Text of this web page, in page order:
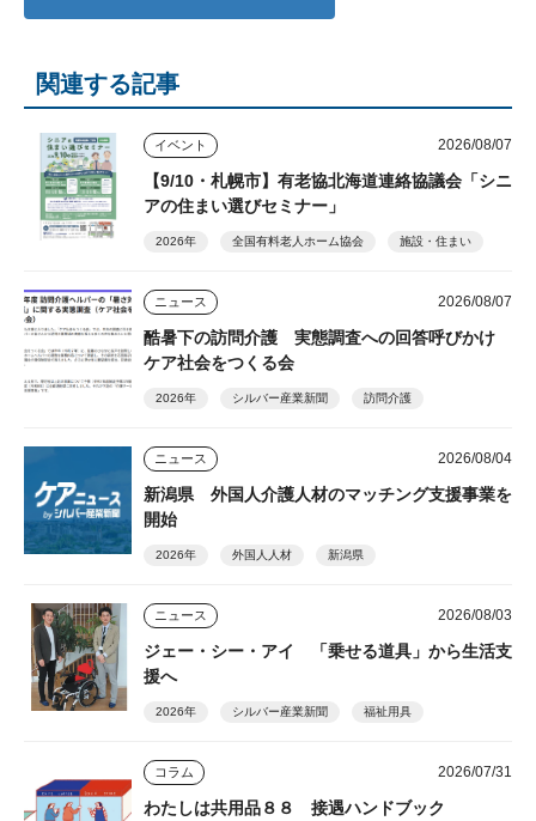
関連する記事
イベント 2026/08/07
【9/10・札幌市】有老協北海道連絡協議会「シニ
アの住まい選びセミナー」
2026年 全国有料老人ホーム協会 施設・住まい
ニュース 2026/08/07
酷暑下の訪問介護 実態調査への回答呼びかけ
ケア社会をつくる会
2026年 シルバー産業新聞 訪問介護
ニュース 2026/08/04
新潟県 外国人介護人材のマッチング支援事業を
開始
2026年 外国人人材 新潟県
ニュース 2026/08/03
ジェー・シー・アイ 「乗せる道具」から生活支
援へ
2026年 シルバー産業新聞 福祉用具
コラム 2026/07/31
わたしは共用品８８ 接遇ハンドブック